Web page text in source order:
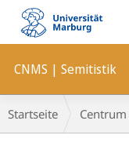
Mobile-
Navigation
CNMS | Semitistik
Breadcrumb-
Navigation
Startseite